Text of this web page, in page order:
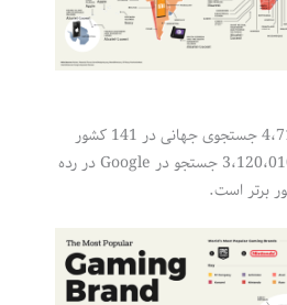
Epic Games با 4،716،375 جستجوی جهانی در 141 کشور
پیشرو است و نینتندو با 3،120،010 جستجو در Google در رده